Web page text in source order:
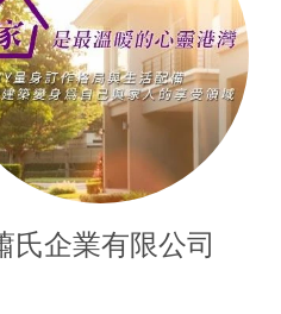
氏企業有限公司